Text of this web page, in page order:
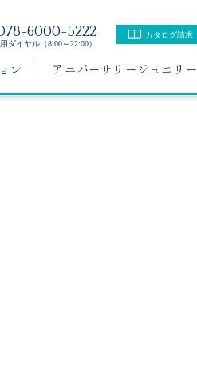
6000-5222
ダイヤル（8:00～22:00）
カタログ請求
ン アニバーサリージュエリー